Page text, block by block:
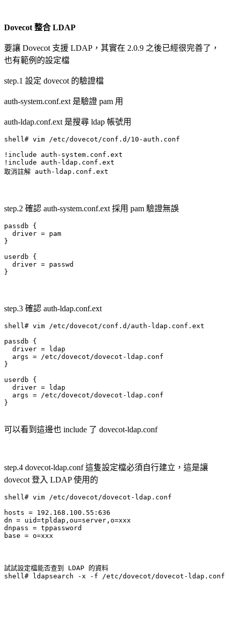
Dovecot 整合 LDAP
要讓 Dovecot 支援 LDAP，其實在 2.0.9 之後已經很完善了，
也有範例的設定檔
step.1 設定 dovecot 的驗證檔
auth-system.conf.ext 是驗證 pam 用
auth-ldap.conf.ext 是搜尋 ldap 帳號用
shell# vim /etc/dovecot/conf.d/10-auth.conf
!include auth-system.conf.ext
!include auth-ldap.conf.ext
取消註解 auth-ldap.conf.ext
step.2 確認 auth-system.conf.ext 採用 pam 驗證無誤
passdb {
  driver = pam
}
userdb {
  driver = passwd
step.3 確認 auth-ldap.conf.ext
shell# vim /etc/dovecot/conf.d/auth-ldap.conf.ext
passdb {
  driver = ldap
  args = /etc/dovecot/dovecot-ldap.conf
}
userdb {
  driver = ldap
  args = /etc/dovecot/dovecot-ldap.conf
}
可以看到這邊也 include 了 dovecot-ldap.conf
step.4 dovecot-ldap.conf 這隻設定檔必須自行建立，這是讓
dovecot 登入 LDAP 使用的
shell# vim /etc/dovecot/dovecot-ldap.conf
hosts = 192.168.100.55:636
dn = uid=tpldap,ou=server,o=xxx
dnpass = tppassword
base = o=xxx
試試設定檔能否查到 LDAP 的資料
shell# ldapsearch -x -f /etc/dovecot/dovecot-ldap.conf